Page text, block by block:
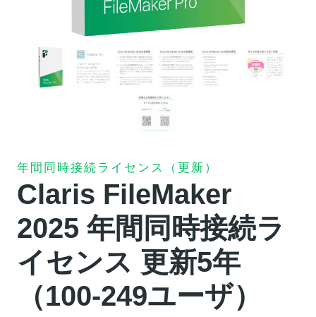
年間同時接続ライセンス（更新）
Claris FileMaker
2025 年間同時接続ラ
イセンス 更新5年
（100-249ユーザ）